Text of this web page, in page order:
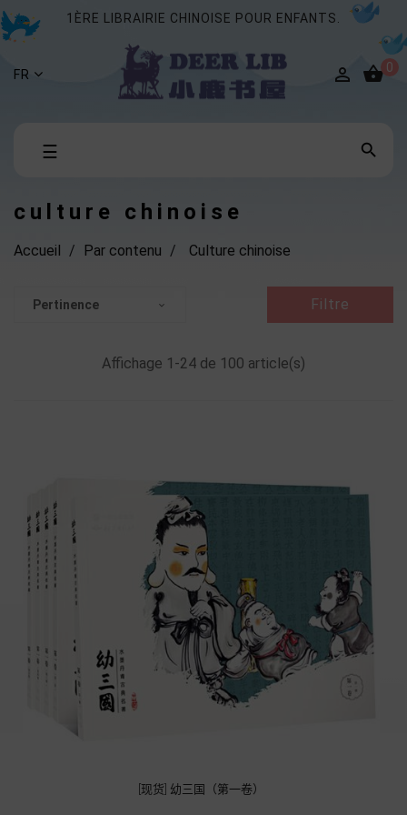
1ÈRE LIBRAIRIE CHINOISE POUR ENFANTS.
FR  0
Basculer
☰ 
culture chinoise
Accueil Par contenu Culture chinoise
Pertinence  Filtre
Affichage 1-24 de 100 article(s)
[现货] 幼三国（第一卷）